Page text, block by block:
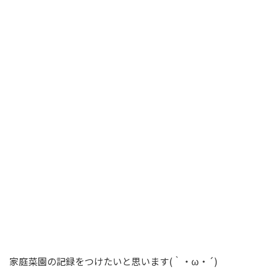
家庭菜園の記録をつけたいと思います(｀・ω・´)